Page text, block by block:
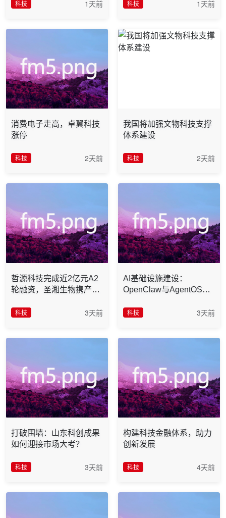
科技 1天前 科技 1天前
消费电子走高，卓翼科技
涨停
科技 2天前
我国将加强文物科技支撑
体系建设
科技 2天前
哲源科技完成近2亿元A2
轮融资，圣湘生物携产业
科技
3天前
AI基础设施建设：
OpenClaw与AgentOS联
科技
3天前
打破围墙：山东科创成果
如何迎接市场大考？
科技 3天前
构建科技金融体系，助力
创新发展
科技 4天前